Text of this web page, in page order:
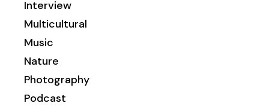
Interview
Multicultural
Music
Nature
Photography
Podcast